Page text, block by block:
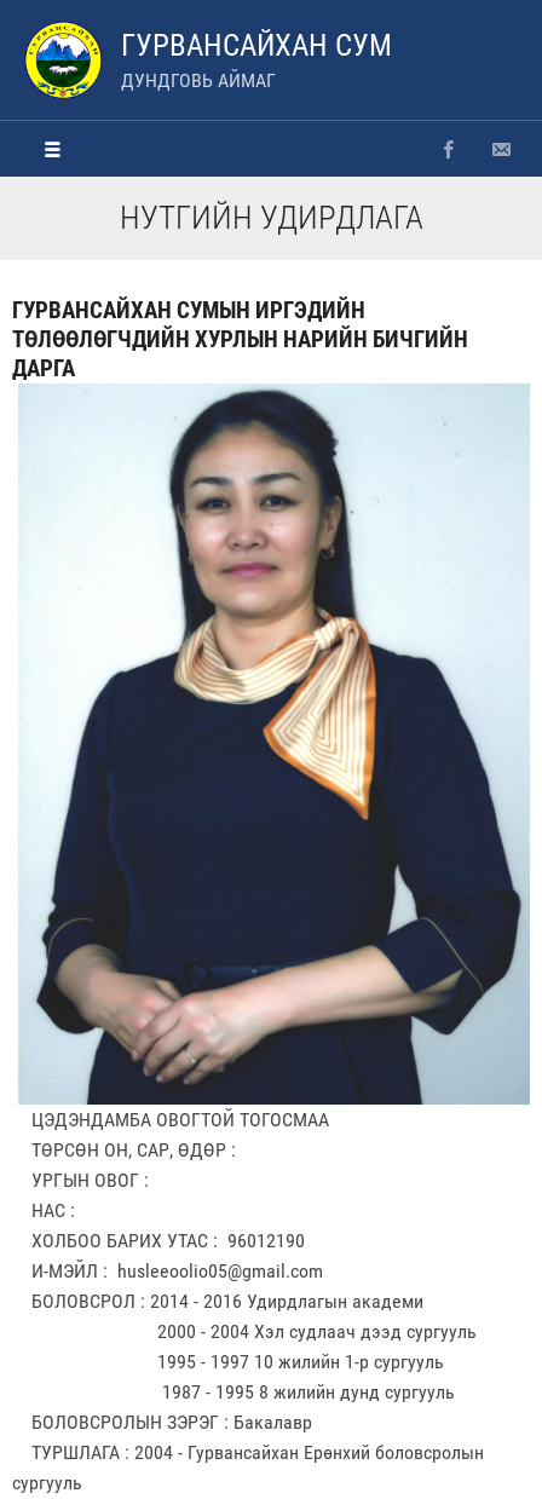
ГУРВАНСАЙХАН СУМ
ДУНДГОВЬ АЙМАГ
НУТГИЙН УДИРДЛАГА
ГУРВАНСАЙХАН СУМЫН ИРГЭДИЙН
ТӨЛӨӨЛӨГЧДИЙН ХУРЛЫН НАРИЙН БИЧГИЙН
ДАРГА
ЦЭДЭНДАМБА ОВОГТОЙ ТОГОСМАА
ТӨРСӨН ОН, САР, ӨДӨР :
УРГЫН ОВОГ :
НАС :
ХОЛБОО БАРИХ УТАС : 96012190
И-МЭЙЛ : husleeoolio05@gmail.com
БОЛОВСРОЛ : 2014 - 2016 Удирдлагын академи
2000 - 2004 Хэл судлаач дээд сургууль
1995 - 1997 10 жилийн 1-р сургууль
1987 - 1995 8 жилийн дунд сургууль
БОЛОВСРОЛЫН ЗЭРЭГ : Бакалавр
ТУРШЛАГА : 2004 - Гурвансайхан Ерөнхий боловсролын
сургууль